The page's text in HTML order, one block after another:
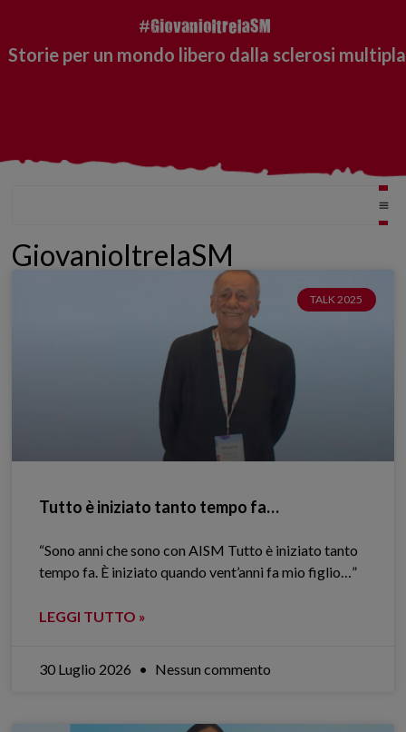
Storie per un mondo libero dalla sclerosi multipla
GiovanioltrelaSM
TALK 2025
Tutto è iniziato tanto tempo fa…
“Sono anni che sono con AISM Tutto è iniziato tanto
tempo fa. È iniziato quando vent’anni fa mio figlio…”
LEGGI TUTTO »
30 Luglio 2026 Nessun commento